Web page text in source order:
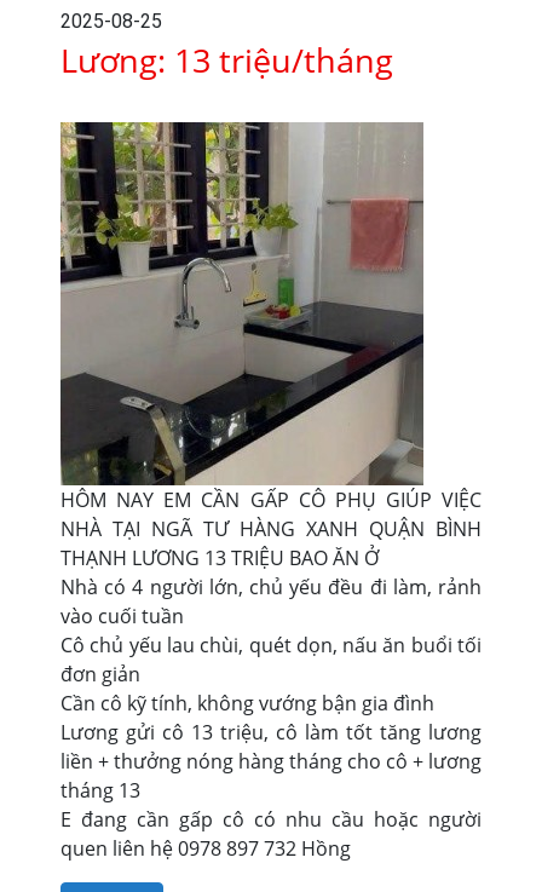
2025-08-25
Lương: 13 triệu/tháng
HÔM NAY EM CẦN GẤP CÔ PHỤ GIÚP VIỆC
NHÀ TẠI NGÃ TƯ HÀNG XANH QUẬN BÌNH
THẠNH LƯƠNG 13 TRIỆU BAO ĂN Ở
Nhà có 4 người lớn, chủ yếu đều đi làm, rảnh
vào cuối tuần
Cô chủ yếu lau chùi, quét dọn, nấu ăn buổi tối
đơn giản
Cần cô kỹ tính, không vướng bận gia đình
Lương gửi cô 13 triệu, cô làm tốt tăng lương
liền + thưởng nóng hàng tháng cho cô + lương
tháng 13
E đang cần gấp cô có nhu cầu hoặc người
quen liên hệ 0978 897 732 Hồng